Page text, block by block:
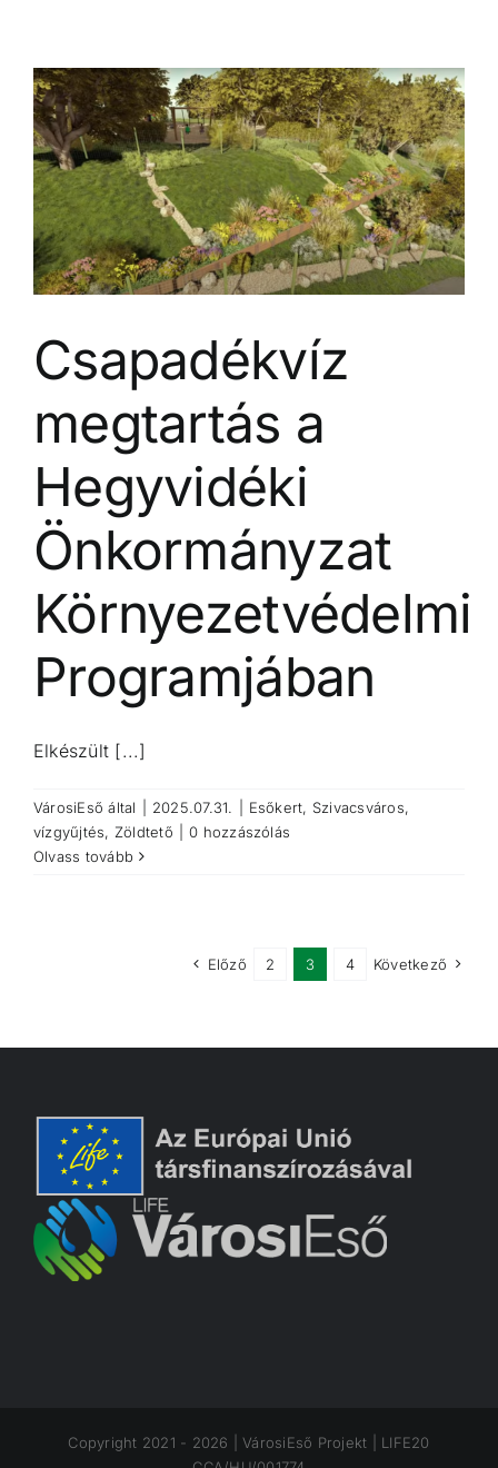
Csapadékvíz
megtartás a
Hegyvidéki
Önkormányzat
Környezetvédelmi
Programjában
Elkészült [...]
VárosiEső által 2025.07.31. Esőkert, Szivacsváros,
vízgyűjtés, Zöldtető
0 hozzászólás
Olvass tovább
Előző 2 3 4 Következő
Copyright 2021 - 2026 | VárosiEső Projekt | LIFE20